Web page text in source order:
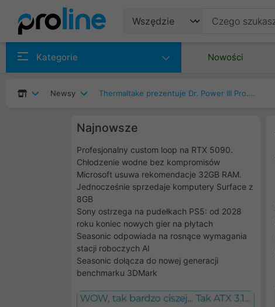
Kategorie Nowości
Newsy Thermaltake prezentuje Dr. Power III Pro. Tester zasilaczy gotowy na standard ATX 3.1
Najnowsze
Profesjonalny custom loop na RTX 5090.
Chłodzenie wodne bez kompromisów
Microsoft usuwa rekomendacje 32GB RAM.
Jednocześnie sprzedaje komputery Surface z
8GB
Sony ostrzega na pudełkach PS5: od 2028
roku koniec nowych gier na płytach
Seasonic odpowiada na rosnące wymagania
stacji roboczych AI
Seasonic dołącza do nowej generacji
benchmarku 3DMark